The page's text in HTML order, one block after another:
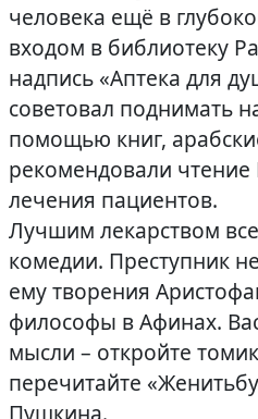
человека ещё в
входом в библиотеку
надпись «Аптека для
советовал поднимать
помощью книг,
рекомендовали чтение
лечения пациентов.
Лучшим лекарством
комедии. Преступник
ему творения
философы в Афинах.
мысли – откройте
перечитайте
Пушкина.